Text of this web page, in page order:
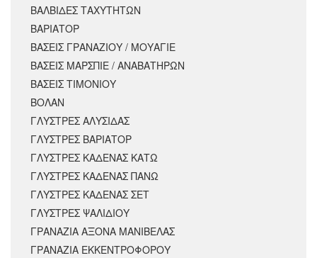
ΒΑΛΒΙΔΕΣ ΤΑΧΥΤΗΤΩΝ
ΒΑΡΙΑΤΟΡ
ΒΑΣΕΙΣ ΓΡΑΝΑΖΙΟΥ / ΜΟΥΑΓΙΕ
ΒΑΣΕΙΣ ΜΑΡΣΠΙΕ / ΑΝΑΒΑΤΗΡΩΝ
ΒΑΣΕΙΣ ΤΙΜΟΝΙΟΥ
ΒΟΛΑΝ
ΓΛΥΣΤΡΕΣ ΑΛΥΣΙΔΑΣ
ΓΛΥΣΤΡΕΣ ΒΑΡΙΑΤΟΡ
ΓΛΥΣΤΡΕΣ ΚΑΔΕΝΑΣ ΚΑΤΩ
ΓΛΥΣΤΡΕΣ ΚΑΔΕΝΑΣ ΠΑΝΩ
ΓΛΥΣΤΡΕΣ ΚΑΔΕΝΑΣ ΣΕΤ
ΓΛΥΣΤΡΕΣ ΨΑΛΙΔΙΟΥ
ΓΡΑΝΑΖΙΑ ΑΞΟΝΑ ΜΑΝΙΒΕΛΑΣ
ΓΡΑΝΑΖΙΑ ΕΚΚΕΝΤΡΟΦΟΡΟΥ